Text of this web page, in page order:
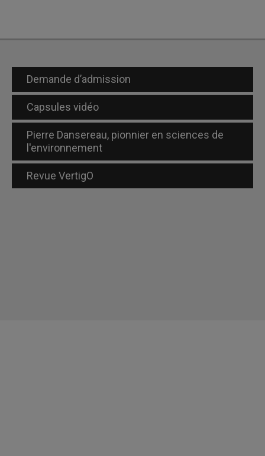
Demande d’admission
Capsules vidéo
Pierre Dansereau, pionnier en sciences de
l'environnement
Revue VertigO